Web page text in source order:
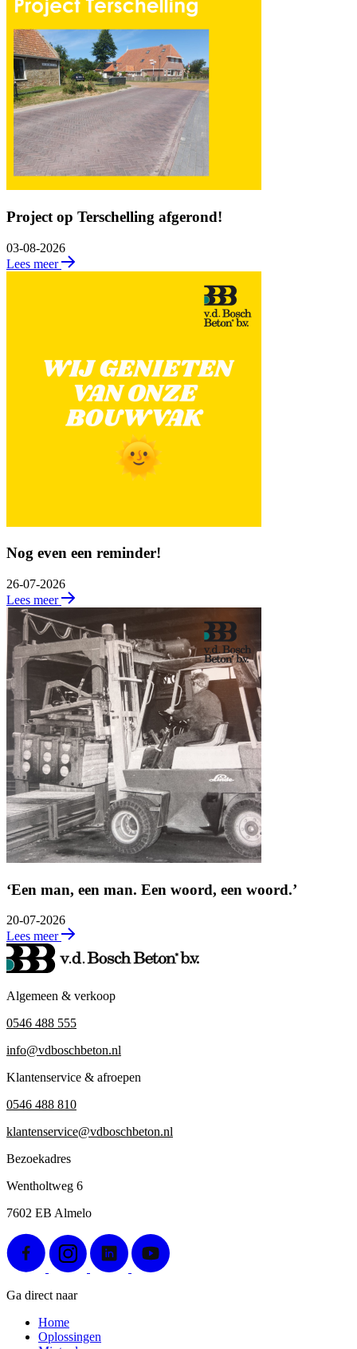
Project op Terschelling afgerond!
03-08-2026
Lees meer
Nog even een reminder!
26-07-2026
Lees meer
‘Een man, een man. Een woord, een woord.’
20-07-2026
Lees meer
Algemeen & verkoop
0546 488 555
info@vdboschbeton.nl
Klantenservice & afroepen
0546 488 810
klantenservice@vdboschbeton.nl
Bezoekadres
Wentholtweg 6
7602 EB Almelo
Ga direct naar
Home
Oplossingen